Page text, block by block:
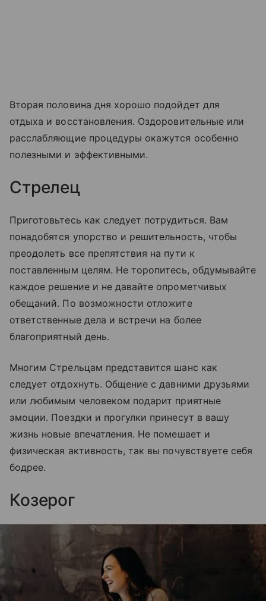
Вторая половина дня хорошо подойдет для
отдыха и восстановления. Оздоровительные или
расслабляющие процедуры окажутся особенно
полезными и эффективными.
Стрелец
Приготовьтесь как следует потрудиться. Вам
понадобятся упорство и решительность, чтобы
преодолеть все препятствия на пути к
поставленным целям. Не торопитесь, обдумывайте
каждое решение и не давайте опрометчивых
обещаний. По возможности отложите
ответственные дела и встречи на более
благоприятный день.
Многим Стрельцам представится шанс как
следует отдохнуть. Общение с давними друзьями
или любимым человеком подарит приятные
эмоции. Поездки и прогулки принесут в вашу
жизнь новые впечатления. Не помешает и
физическая активность, так вы почувствуете себя
бодрее.
Козерог